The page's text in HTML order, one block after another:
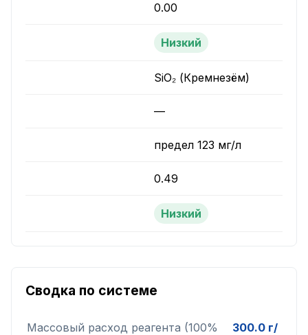
0.00
Низкий
SiO₂ (Кремнезём)
—
предел 123 мг/л
0.49
Низкий
Сводка по системе
Массовый расход реагента (100%
300.0 г/